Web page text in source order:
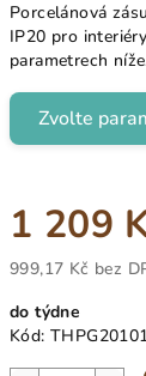
Porcelánová
IP20 pro
parametrech
Zvolte
1 209
999,17 Kč bez
cena:
do týdne
Kód: